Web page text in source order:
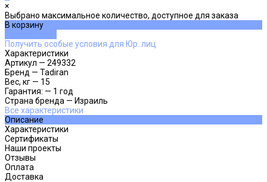
×
Выбрано максимальное количество, доступное для заказа
В корзину
Получить особые условия для Юр. лиц
Характеристики
Артикул — 249332
Бренд — Tadiran
Вес, кг — 15
Гарантия: — 1 год
Страна бренда — Израиль
Все характеристики
Описание
Характеристики
Сертификаты
Наши проекты
Отзывы
Оплата
Доставка